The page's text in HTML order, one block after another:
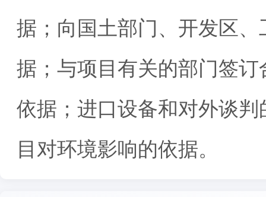
据；向国土部门、开发区
据；与项目有关的部门签
依据；进口设备和对外谈
目对环境影响的依据。